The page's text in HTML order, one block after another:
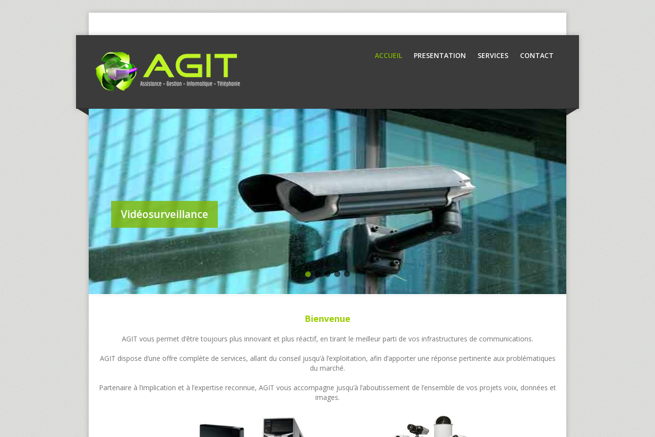
ACCUEIL PRESENTATION SERVICES CONTACT
Vidéosurveillance
Bienvenue
AGIT vous permet d’être toujours plus innovant et plus réactif, en tirant le meilleur parti de vos infrastructures de communications.
AGIT dispose d’une offre complète de services, allant du conseil jusqu’à l’exploitation, afin d’apporter une réponse pertinente aux problématiques
du marché.
Partenaire à l’implication et à l’expertise reconnue, AGIT vous accompagne jusqu’à l’aboutissement de l’ensemble de vos projets voix, données et
images.